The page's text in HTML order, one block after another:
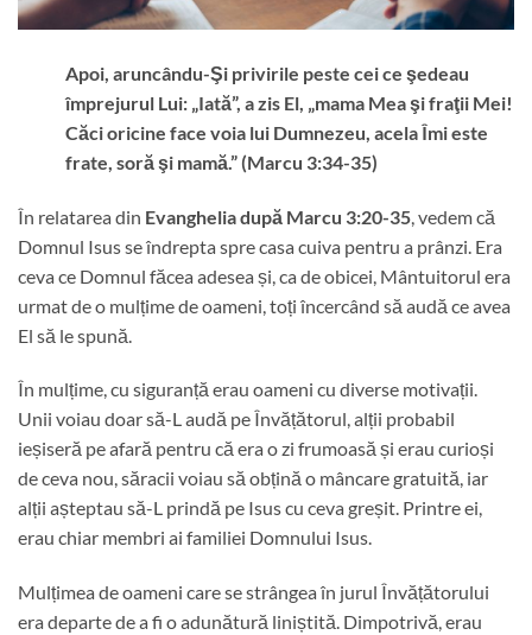
Apoi, aruncându-Şi privirile peste cei ce şedeau
împrejurul Lui: „Iată”, a zis El, „mama Mea şi fraţii Mei!
Căci oricine face voia lui Dumnezeu, acela Îmi este
frate, soră şi mamă.” (Marcu 3:34-35)
În relatarea din Evanghelia după Marcu 3:20-35 , vedem că
Domnul Isus se îndrepta spre casa cuiva pentru a prânzi. Era
ceva ce Domnul făcea adesea și, ca de obicei, Mântuitorul era
urmat de o mulțime de oameni, toți încercând să audă ce avea
El să le spună.
În mulțime, cu siguranță erau oameni cu diverse motivații.
Unii voiau doar să-L audă pe Învățătorul, alții probabil
ieșiseră pe afară pentru că era o zi frumoasă și erau curioși
de ceva nou, săracii voiau să obțină o mâncare gratuită, iar
alții așteptau să-L prindă pe Isus cu ceva greșit. Printre ei,
erau chiar membri ai familiei Domnului Isus.
Mulțimea de oameni care se strângea în jurul Învățătorului
era departe de a fi o adunătură liniștită. Dimpotrivă, erau